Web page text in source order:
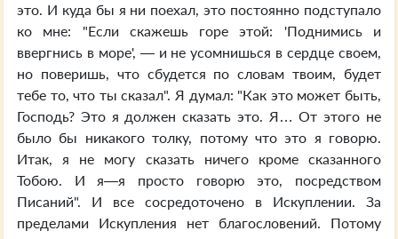
это. И куда бы я ни поехал, это постоянно подступало
ко мне: "Если скажешь горе этой: 'Поднимись и
ввергнись в море', — и не усомнишься в сердце своем,
но поверишь, что сбудется по словам твоим, будет
тебе то, что ты сказал". Я думал: "Как это может быть,
Господь? Это я должен сказать это. Я… От этого не
было бы никакого толку, потому что это я говорю.
Итак, я не могу сказать ничего кроме сказанного
Тобою. И я—я просто говорю это, посредством
Писаний". И все сосредоточено в Искуплении. За
пределами Искупления нет благословений. Потому